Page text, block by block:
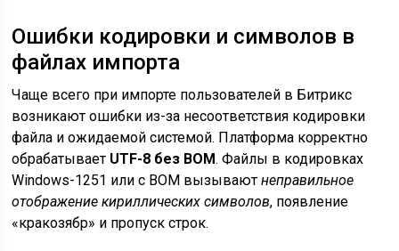
Ошибки кодировки и символов в
файлах импорта
Чаще всего при импорте пользователей в Битрикс
возникают ошибки из-за несоответствия кодировки
файла и ожидаемой системой. Платформа корректно
обрабатывает UTF-8 без BOM. Файлы в кодировках
Windows-1251 или с BOM вызываютнеправильное
отображение кириллических символов, появление
«кракозябр» и пропуск строк.